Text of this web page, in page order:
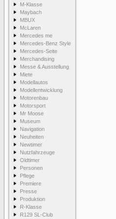
M-Klasse
Maybach
MBUX
McLaren
Mercedes me
Mercedes-Benz Style
Mercedes-Seite
Merchandising
Messe & Ausstellung
Miete
Modellautos
Modellentwicklung
Motorenbau
Motorsport
Mr Moose
Museum
Navigation
Neuheiten
Newtimer
Nutzfahrzeuge
Oldtimer
Personen
Pflege
Premiere
Presse
Produktion
R-Klasse
R129 SL-Club